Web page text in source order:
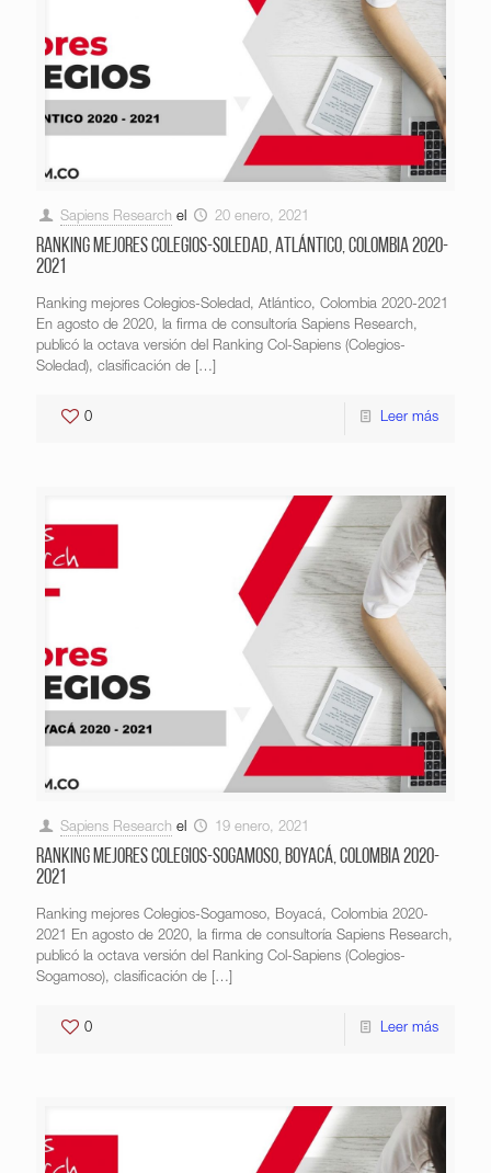
Sapiens Research el 20 enero, 2021
Ranking mejores Colegios-Soledad, Atlántico, Colombia 2020-
2021
Ranking mejores Colegios-Soledad, Atlántico, Colombia 2020-2021
En agosto de 2020, la firma de consultoría Sapiens Research,
publicó la octava versión del Ranking Col-Sapiens (Colegios-
Soledad), clasificación de […]
0 Leer más
Sapiens Research el 19 enero, 2021
Ranking mejores Colegios-Sogamoso, Boyacá, Colombia 2020-
2021
Ranking mejores Colegios-Sogamoso, Boyacá, Colombia 2020-
2021 En agosto de 2020, la firma de consultoría Sapiens Research,
publicó la octava versión del Ranking Col-Sapiens (Colegios-
Sogamoso), clasificación de […]
0 Leer más